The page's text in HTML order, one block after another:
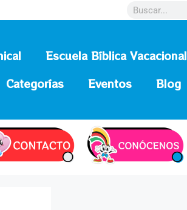
Escuela Bíblica Vacacional
Categorías
Eventos Blog